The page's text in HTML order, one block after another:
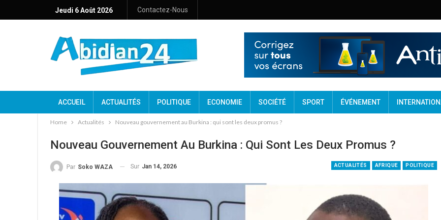
Jeudi 6 Août 2026 Contactez-Nous
ACCUEIL ACTUALITÉS POLITIQUE ECONOMIE SOCIÉTÉ SPORT ÉVÉNEMENT
Home Actualités Nouveau gouvernement au Burkina : qui sont les deux promus ?
Nouveau Gouvernement Au Burkina : Qui Sont Les Deux Promus ?
ACTUALITÉS AFRIQUE POLITIQUE
Par Soko WAZA Sur Jan 14, 2026